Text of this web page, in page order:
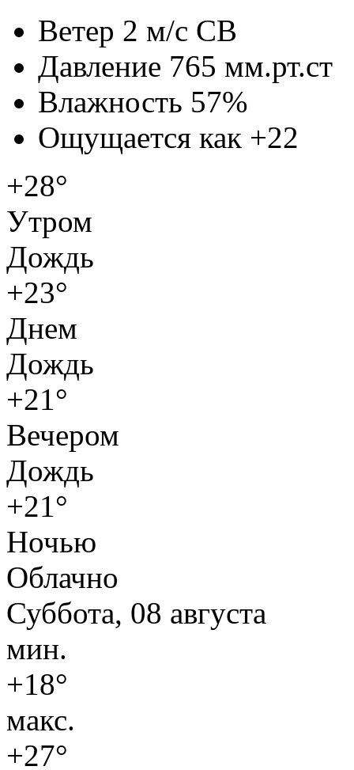
Ветер 2 м/с СВ
Давление 765 мм.рт.ст
Влажность 57%
Ощущается как +22
+28°
Утром
Дождь
+23°
Днем
Дождь
+21°
Вечером
Дождь
+21°
Ночью
Облачно
Суббота, 08 августа
мин.
+18°
макс.
+27°